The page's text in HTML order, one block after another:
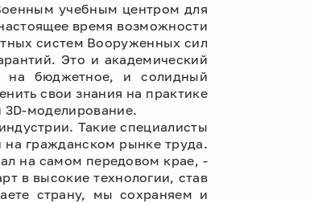
учебным центром для
время возможности
систем Вооруженных сил
Это и академический
на бюджетное, и солидный
свои знания на практике
моделирование.
Такие специалисты
гражданском рынке труда.
на самом передовом крае, -
в высокие технологии, став
страну, мы сохраняем и